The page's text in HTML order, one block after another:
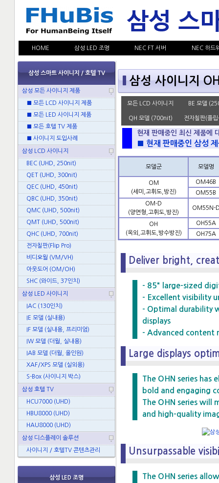
HOME 삼성 LED 조명 NEC FT 서버 NEC 하드
삼성 스마트 사이니지 / 호텔 TV
삼성 모든 사이니지 제품
■ 모든 LCD 사이니지 제품
■ 모든 LED 사이니지 제품
■ 모든 호텔 TV 제품
■ 사이니지 도입사례
삼성 LCD 사이니지
BEC (UHD, 250nit)
QET (UHD, 300nit)
QEC (UHD, 450nit)
QBC (UHD, 350nit)
QMC (UHD, 500nit)
QMT (UHD, 500nit)
QHC (UHD, 700nit)
전자칠판(Flip Pro)
비디오월 (VM/VH)
아웃도어 (OM/OH)
SHC (와이드, 37인치)
삼성 LED 사이니지
IAC (130인치)
IE 모델 (실내용)
IF 모델 (실내용, 프리미엄)
IW 모델 (더월, 실내용)
IAB 모델 (더월, 올인원)
XAF/XPS 모델 (실외용)
S-Box (사이니지 박스)
삼성 호텔 TV
HCU7000 (UHD)
HBU8000 (UHD)
HAU8000 (UHD)
삼성 디스플레이 솔루션
사이니지 / 호텔TV 콘텐츠관리
삼성 LED 조명
삼성 사이니지
모든 LCD 사이니지 BE 모델
QH 모델 (700nit) 전자칠판(플
현재 판매중인 최신 제품에
■ 현재 판매중인 삼성
모델군 모델명
OM
(세미,고휘도,방진)
OM46B
OM55B
OM-D
(양면형,고휘도,방진)
OM55N-
OH
(옥외,고휘도,방수방진)
OH55A
OH75A
Deliver bright,
- 85" large-sized
- Excellent visibility
- Optimal durability
displays
- Advanced content
Large displays
The OHN series
bold and engaging
The OHN series will
and high-quality
Unsurpassable
The OHN series